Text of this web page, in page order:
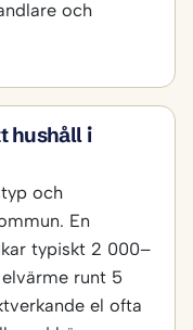
och
hushåll i
och
En
typiskt 2 000–
runt 5
el ofta